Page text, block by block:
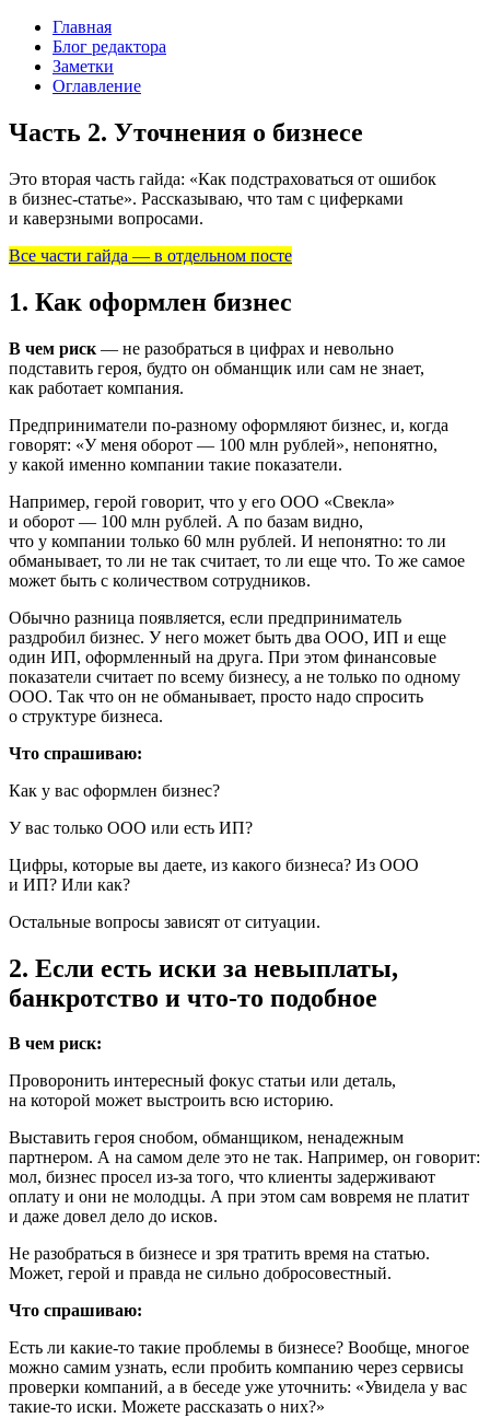
Главная
Блог редактора
Заметки
Оглавление
Часть 2. Уточнения о бизнесе
Это вторая часть гайда: «Как подстраховаться от ошибок
в бизнес-статье». Рассказываю, что там с циферками
и каверзными вопросами.
Все части гайда — в отдельном посте
1. Как оформлен бизнес
В чем риск — не разобраться в цифрах и невольно
подставить героя, будто он обманщик или сам не знает,
как работает компания.
Предприниматели по-разному оформляют бизнес, и, когда
говорят: «У меня оборот — 100 млн рублей», непонятно,
у какой именно компании такие показатели.
Например, герой говорит, что у его ООО «Свекла»
и оборот — 100 млн рублей. А по базам видно,
что у компании только 60 млн рублей. И непонятно: то ли
обманывает, то ли не так считает, то ли еще что. То же самое
может быть с количеством сотрудников.
Обычно разница появляется, если предприниматель
раздробил бизнес. У него может быть два ООО, ИП и еще
один ИП, оформленный на друга. При этом финансовые
показатели считает по всему бизнесу, а не только по одному
ООО. Так что он не обманывает, просто надо спросить
о структуре бизнеса.
Что спрашиваю:
Как у вас оформлен бизнес?
У вас только ООО или есть ИП?
Цифры, которые вы даете, из какого бизнеса? Из ООО
и ИП? Или как?
Остальные вопросы зависят от ситуации.
2. Если есть иски за невыплаты,
банкротство и что-то подобное
В чем риск:
Проворонить интересный фокус статьи или деталь,
на которой может выстроить всю историю.
Выставить героя снобом, обманщиком, ненадежным
партнером. А на самом деле это не так. Например, он говорит:
мол, бизнес просел из-за того, что клиенты задерживают
оплату и они не молодцы. А при этом сам вовремя не платит
и даже довел дело до исков.
Не разобраться в бизнесе и зря тратить время на статью.
Может, герой и правда не сильно добросовестный.
Что спрашиваю:
Есть ли какие-то такие проблемы в бизнесе? Вообще, многое
можно самим узнать, если пробить компанию через сервисы
проверки компаний, а в беседе уже уточнить: «Увидела у вас
такие-то иски. Можете рассказать о них?»